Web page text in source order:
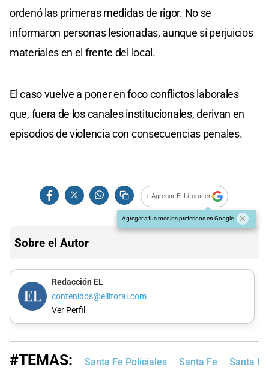
ordenó las primeras medidas de rigor. No se
informaron personas lesionadas, aunque sí perjuicios
materiales en el frente del local.
El caso vuelve a poner en foco conflictos laborales
que, fuera de los canales institucionales, derivan en
episodios de violencia con consecuencias penales.
+ Agregar El Litoral en
Agregar a tus medios preferidos en Google
Sobre el Autor
Redacción EL
contenidos@ellitoral.com
Ver Perfil
#TEMAS: Santa Fe Policiales Santa Fe Santa